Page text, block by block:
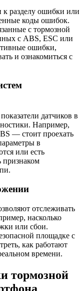
разделу ошибки или
коды ошибок.
с тормозной
с ABS, ESC или
ошибки,
и ознакомиться с
датчиков в
Например,
— стоит проехать
в
или есть
признаком
отслеживать
насколько
или сбои.
площадке с
как работают
времени.
тормозной